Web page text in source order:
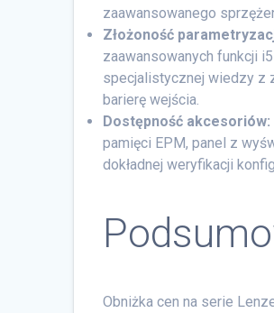
zaawansowanego
Złożoność
zaawansowanych funkcji
specjalistycznej wiedzy z
barierę wejścia.
Dostępność akcesoriów:
pamięci EPM, panel z
dokładnej weryfikacji
Obniżka cen na serie